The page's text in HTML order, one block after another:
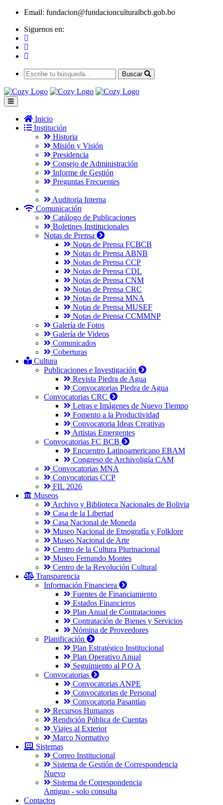
Email: fundacion@fundacionculturalbcb.gob.bo
Siguenos en:
Buscar
Inicio
Institución
Historia
Misión y Visión
Presidencia
Consejo de Administración
Informe de Gestión
Preguntas Frecuentes
Auditoria Interna
Comunicación
Catálogo de Publicaciones
Boletines Institucionales
Notas de Prensa
Notas de Prensa FCBCB
Notas de Prensa ABNB
Notas de Prensa CCP
Notas de Prensa CDL
Notas de Prensa CNM
Notas de Prensa CRC
Notas de Prensa MNA
Notas de Prensa MUSEF
Notas de Prensa CCMMNP
Galería de Fotos
Galería de Videos
Comunicados
Coberturas
Cultura
Publicaciones e Investigación
Revista Piedra de Agua
Convocatorias Piedra de Agua
Convocatorias CRC
Letras e Imágenes de Nuevo Tiempo
Fomento a la Productividad
Convocatoria Ideas Creativas
Artistas Emergentes
Convocatorias FC BCB
Encuentro Latinoamericano EBAM
Congreso de Archivoligía CAM
Convocatorias MNA
Convocatorias CCP
FIL 2026
Museos
Archivo y Biblioteca Nacionales de Bolivia
Casa de la Libertad
Casa Nacional de Moneda
Museo Nacional de Etnografía y Folklore
Museo Nacional de Arte
Centro de la Cultura Plurinacional
Museo Fernando Montes
Centro de la Revolución Cultural
Transparencia
Información Financiera
Fuentes de Financiamiento
Estados Financieros
Plan Anual de Contrataciones
Contratación de Bienes y Servicios
Nómina de Proveedores
Planificación
Plan Estratégico Institucional
Plan Operativo Anual
Seguimiento al P O A
Convocatorias
Convocatorias ANPE
Convocatorias de Personal
Convocatoria Pasantías
Recursos Humanos
Rendición Pública de Cuentas
Viajes al Exterior
Marco Normativo
Sistemas
Correo Institucional
Sistema de Gestión de Correspondencia
Nuevo
Sistema de Correspondencia
Antiguo - solo consulta
Contactos